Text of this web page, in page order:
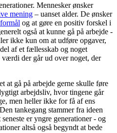
Mennesker ønsker
mening – uanset alder. De ønsker
og at gøre en positiv forskel i
også at kunne gå på arbejde -
ikke kun om at udføre opgaver,
af et fællesskab og noget
der går ud over noget, der
at gå på arbejde gerne skulle føre
arbejdsliv, hvor tingene går
men heller ikke for få af ens
tankegang stammer fra ideen
er yngre generationer - og
altså også begyndt at bede